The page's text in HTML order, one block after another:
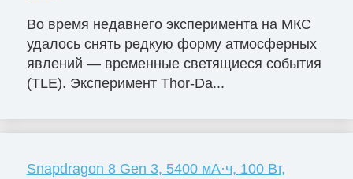
Во время недавнего эксперимента на МКС
удалось снять редкую форму атмосферных
явлений — временные светящиеся события
(TLE). Эксперимент Thor-Da...
Snapdragon 8 Gen 3, 5400 мА·ч, 100 Вт,